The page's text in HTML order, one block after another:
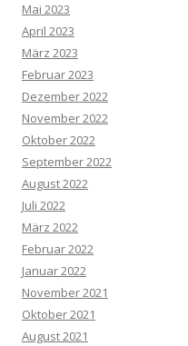
Mai 2023
April 2023
März 2023
Februar 2023
Dezember 2022
November 2022
Oktober 2022
September 2022
August 2022
Juli 2022
März 2022
Februar 2022
Januar 2022
November 2021
Oktober 2021
August 2021